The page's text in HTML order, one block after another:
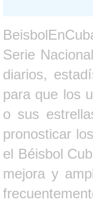
Serie
diarios,
para que los
o sus
pronosticar
el Béisbol
mejora y